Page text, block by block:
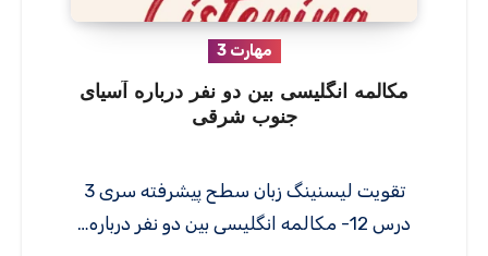
مهارت 3
مکالمه انگلیسی بین دو نفر درباره آسیای
جنوب شرقی
تقویت لیسنینگ زبان سطح پیشرفته سری 3
درس 12- مکالمه انگلیسی بین دو نفر درباره…